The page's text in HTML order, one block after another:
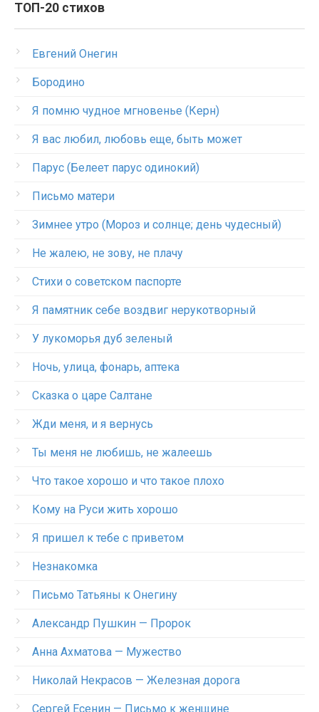
ТОП-20 стихов
Евгений Онегин
Бородино
Я помню чудное мгновенье (Керн)
Я вас любил, любовь еще, быть может
Парус (Белеет парус одинокий)
Письмо матери
Зимнее утро (Мороз и солнце; день чудесный)
Не жалею, не зову, не плачу
Стихи о советском паспорте
Я памятник себе воздвиг нерукотворный
У лукоморья дуб зеленый
Ночь, улица, фонарь, аптека
Сказка о царе Салтане
Жди меня, и я вернусь
Ты меня не любишь, не жалеешь
Что такое хорошо и что такое плохо
Кому на Руси жить хорошо
Я пришел к тебе с приветом
Незнакомка
Письмо Татьяны к Онегину
Александр Пушкин — Пророк
Анна Ахматова — Мужество
Николай Некрасов — Железная дорога
Сергей Есенин — Письмо к женщине